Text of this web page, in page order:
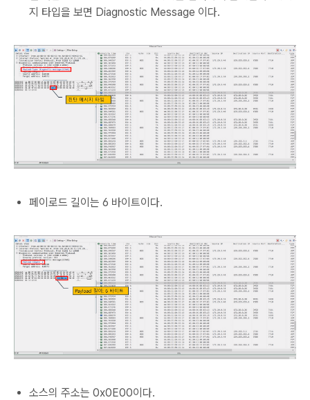
지 타입을 보면 Diagnostic Message 이다.
페이로드 길이는 6 바이트이다.
소스의 주소는 0x0E00이다.